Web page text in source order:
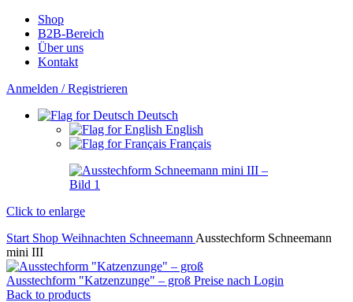
Shop
B2B-Bereich
Über uns
Kontakt
Anmelden / Registrieren
Deutsch
English
Français
Click to enlarge
Start Shop Weihnachten Schneemann Ausstechform Schneemann
mini III
Ausstechform "Katzenzunge" – groß Preise nach Login
Back to products